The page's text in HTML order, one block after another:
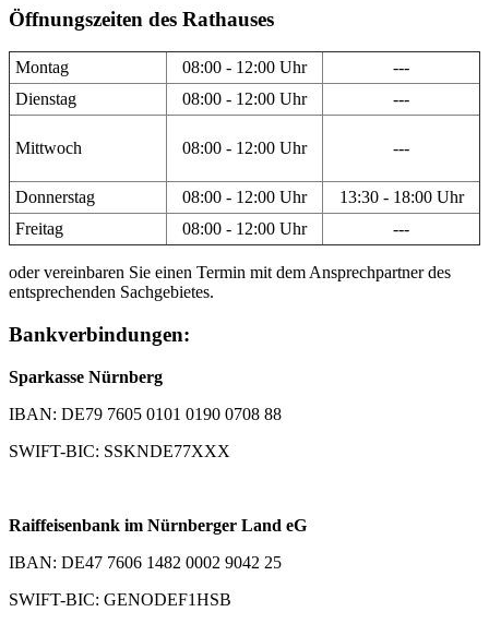
Öffnungszeiten des Rathauses
Montag 08:00 - 12:00 Uhr
---
Dienstag
08:00 - 12:00 Uhr ---
Mittwoch 08:00 - 12:00 Uhr ---
Donnerstag 08:00 - 12:00 Uhr
13:30 - 18:00 Uhr
Freitag
08:00 - 12:00 Uhr ---
oder vereinbaren Sie einen Termin mit dem Ansprechpartner des
entsprechenden Sachgebietes.
Bankverbindungen:
Sparkasse Nürnberg
IBAN: DE79 7605 0101 0190 0708 88
SWIFT-BIC: SSKNDE77XXX
Raiffeisenbank im Nürnberger Land eG
IBAN: DE47 7606 1482 0002 9042 25
SWIFT-BIC: GENODEF1HSB